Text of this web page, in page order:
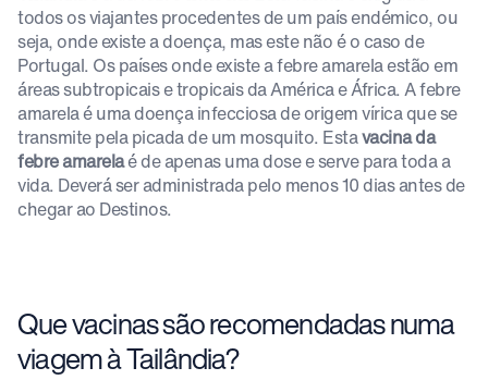
todos os viajantes procedentes de um país endémico, ou
seja, onde existe a doença, mas este não é o caso de
Portugal. Os países onde existe a febre amarela estão em
áreas subtropicais e tropicais da América e África. A febre
amarela é uma doença infecciosa de origem vírica que se
transmite pela picada de um mosquito. Estavacina da
febre amarelaé de apenas uma dose e serve para toda a
vida. Deverá ser administrada pelo menos 10 dias antes de
chegar ao Destinos.
Que vacinas são recomendadas numa
viagem à Tailândia?